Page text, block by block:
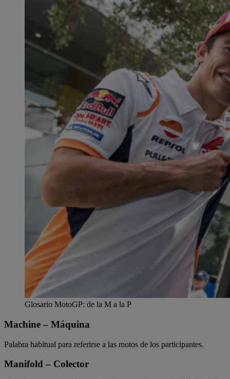
Glosario MotoGP: de la M a la P
Machine – Máquina
Palabra habitual para referirse a las motos de los participantes.
Manifold – Colector